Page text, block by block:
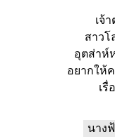
เจ้
สาว
อุตส่าห์
อยากให้
เรื่
นาง